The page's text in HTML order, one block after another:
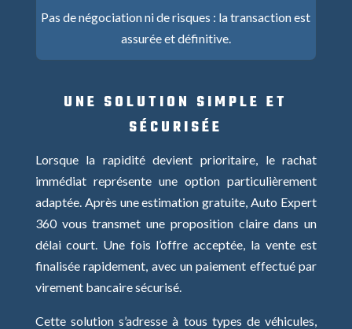
Pas de négociation ni de risques : la transaction est
assurée et définitive.
UNE SOLUTION SIMPLE ET
SÉCURISÉE
Lorsque la rapidité devient prioritaire, le rachat
immédiat représente une option particulièrement
adaptée. Après une estimation gratuite, Auto Expert
360 vous transmet une proposition claire dans un
délai court. Une fois l’offre acceptée, la vente est
finalisée rapidement, avec un paiement effectué par
virement bancaire sécurisé.
Cette solution s’adresse à tous types de véhicules,